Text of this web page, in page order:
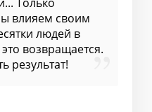
влияем своим
людей в
возвращается.
результат!